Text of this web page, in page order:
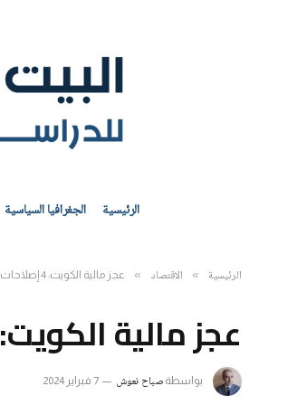
الرئيسية الجغرافيا السياسية
الرئيسية » الاقتصاد » عجز مالية الكويت: 4 إصلاحات اقتصادية مُلحة
عجز مالية الكويت: 4 إصلاحات اقتصادية مُلحة
بواسطة ​صباح نعوش 7 فبراير 2024